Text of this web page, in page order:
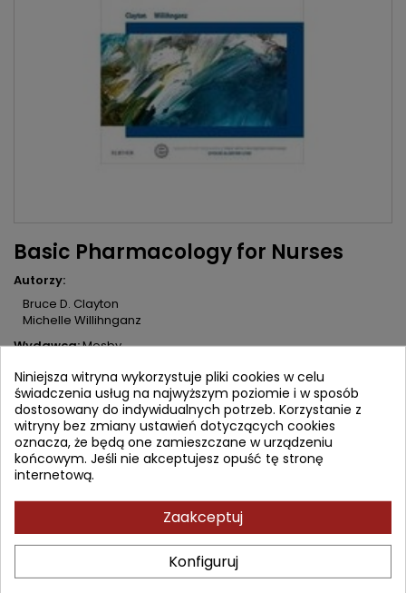
Basic Pharmacology for Nurses
Autorzy:
Bruce D. Clayton
Michelle Willihnganz
Wydawca:Mosby
ISBN: 9780323311120
332,59 zł 282,70 zł Zniżka 49,89 zł
Brutto
Najniższa cena w okresie 30 dni przed promocją:282,70 zł
Ilość
Nakład wyczerpany (niedostępny u wydawcy)
Udostępnij
Niniejsza witryna wykorzystuje pliki cookies w celu
świadczenia usług na najwyższym poziomie i w sposób
dostosowany do indywidualnych potrzeb. Korzystanie z
witryny bez zmiany ustawień dotyczących cookies
oznacza, że będą one zamieszczane w urządzeniu
końcowym. Jeśli nie akceptujesz opuść tę stronę
internetową.
Zaakceptuj
Konfiguruj